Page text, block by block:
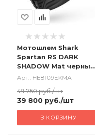
Мотошлем Shark
Spartan RS DARK
SHADOW Mat черный
матовый + визор
Арт.: HE8109EKMA
49 750руб./шт
39 800 руб./шт
В КОРЗИНУ